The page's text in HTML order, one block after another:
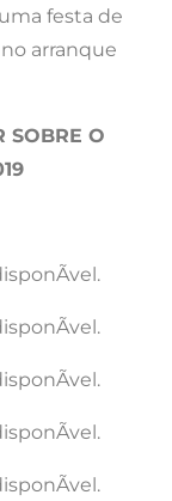
festa de
arranque
SOBRE O